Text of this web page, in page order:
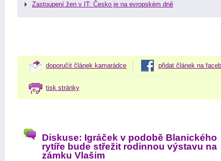
Zastoupení žen v IT: Česko je na evropském dně
doporučit článek kamarádce přidat článek na
tisk stránky
Diskuse: Igráček v podobě Blanického
rytíře bude střežit rodinnou výstavu na
zámku Vlašim